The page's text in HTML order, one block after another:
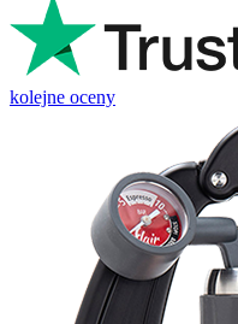
kolejne oceny